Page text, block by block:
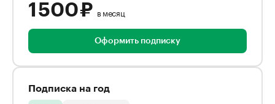
1 500 ₽ в месяц
Оформить подписку
Подписка на год